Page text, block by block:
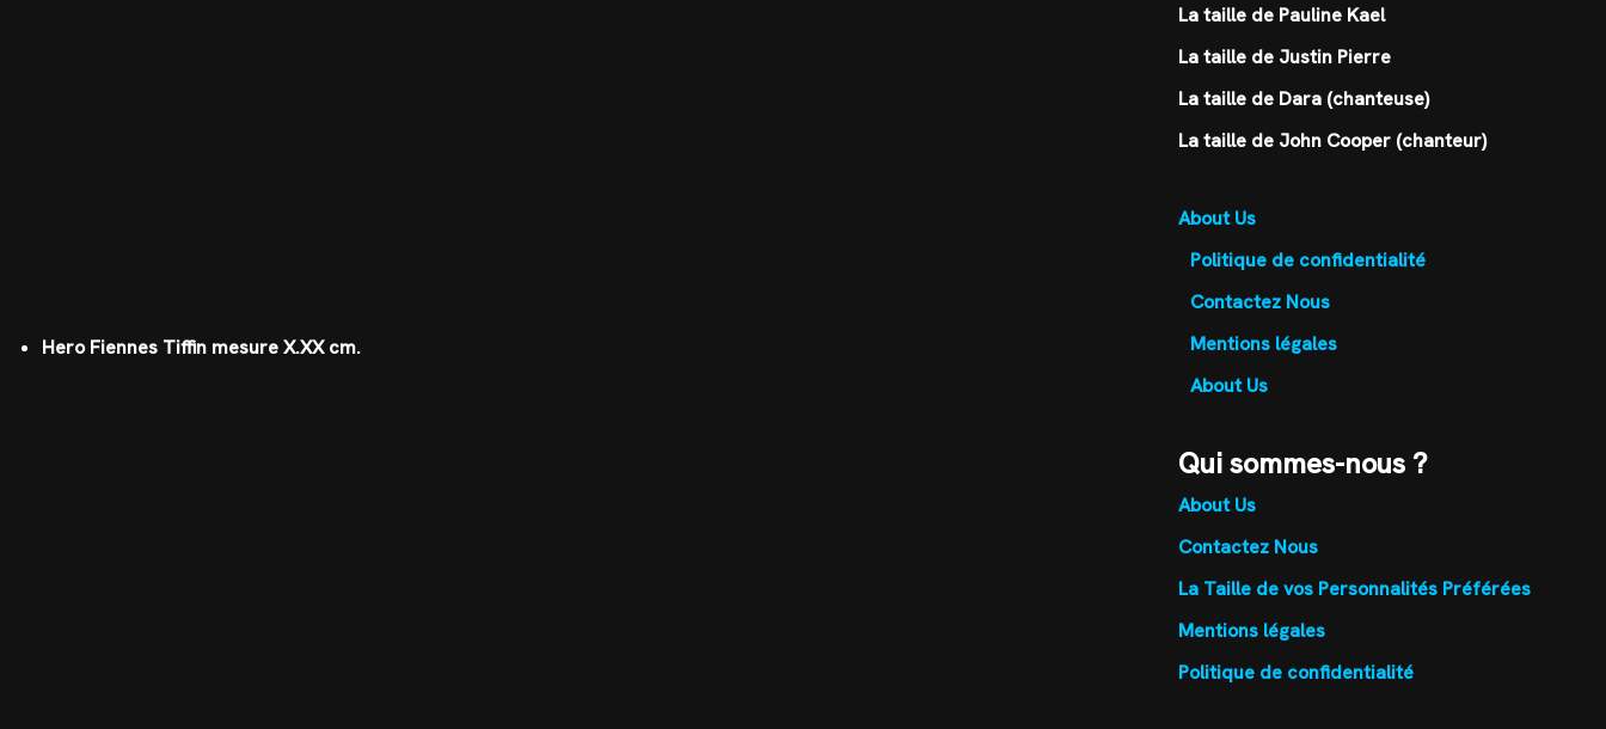
Hero Fiennes Tiffin mesure X.XX cm.
La taille de Pauline Kael
La taille de Justin Pierre
La taille de Dara (chanteuse)
La taille de John Cooper (chanteur)
About Us
Politique de confidentialité
Contactez Nous
Mentions légales
About Us
Qui sommes-nous ?
About Us
Contactez Nous
La Taille de vos Personnalités Préférées
Mentions légales
Politique de confidentialité